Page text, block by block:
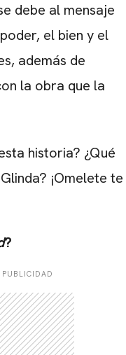
debe al mensaje
el bien y el
además de
la obra que la
historia? ¿Qué
¡Omelete te
?